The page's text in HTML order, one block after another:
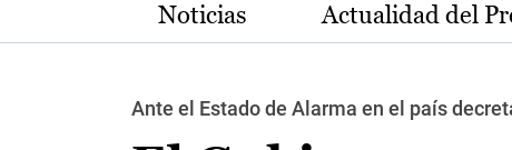
Noticias Actualidad del
Ante el Estado de Alarma en el país